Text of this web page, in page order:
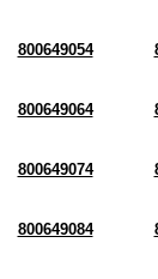
800649054
800649064
800649074
800649084